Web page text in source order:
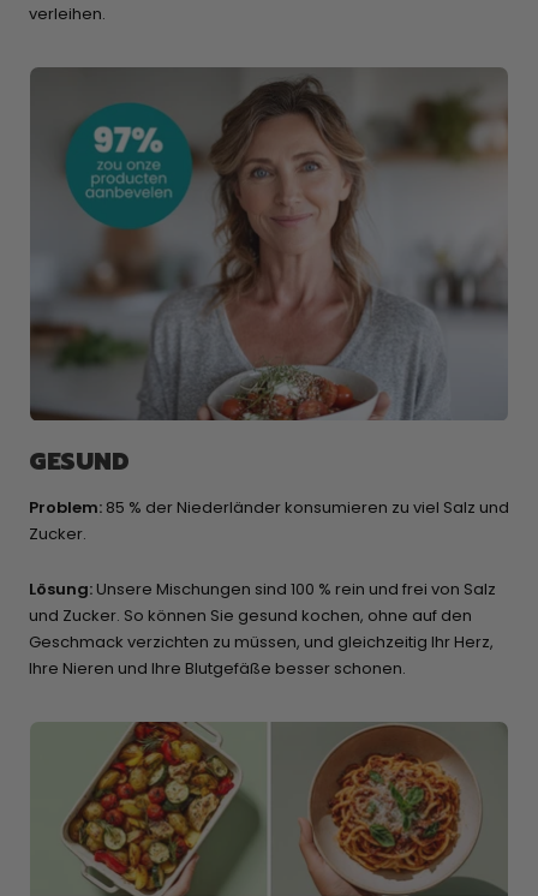
verleihen.
GESUND
Problem: 85 % der Niederländer konsumieren zu viel Salz und
Zucker.
Lösung: Unsere Mischungen sind 100 % rein und frei von Salz
und Zucker. So können Sie gesund kochen, ohne auf den
Geschmack verzichten zu müssen, und gleichzeitig Ihr Herz,
Ihre Nieren und Ihre Blutgefäße besser schonen.